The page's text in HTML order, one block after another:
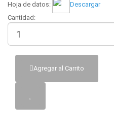
Hoja de datos:
Descargar
Cantidad:
Agregar al Carrito